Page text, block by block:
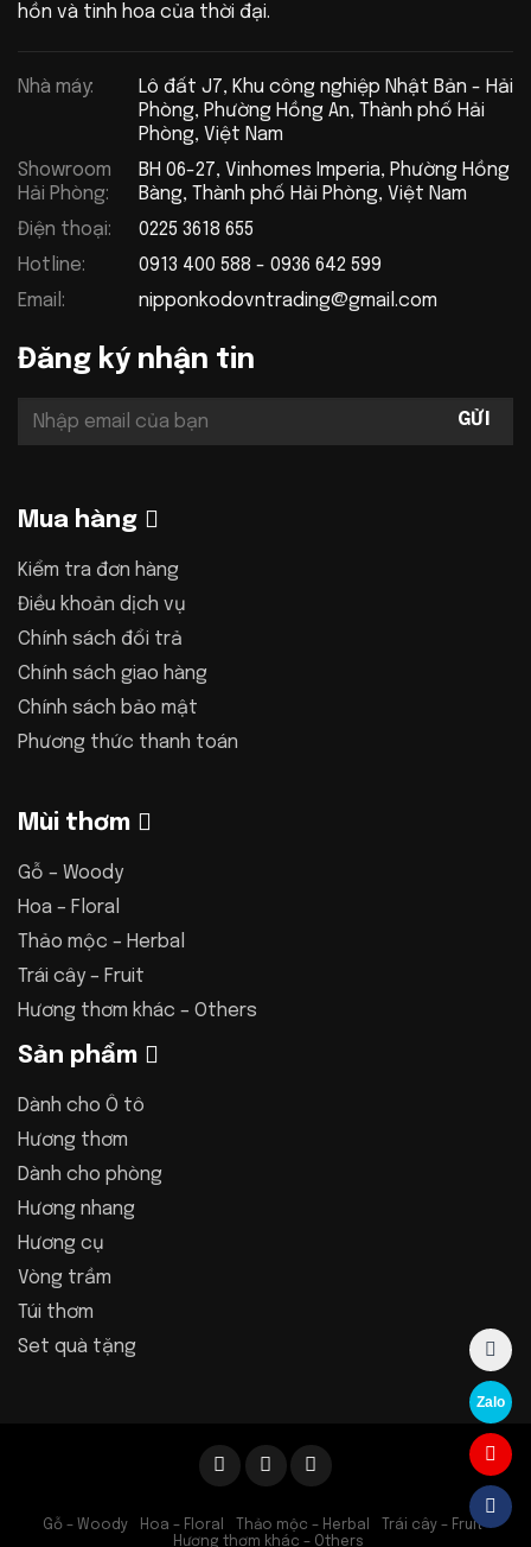
hồn và tinh hoa của thời đại.
Nhà máy:
Lô đất J7, Khu công nghiệp Nhật Bản - Hải
Phòng, Phường Hồng An, Thành phố Hải
Phòng, Việt Nam
Showroom
Hải Phòng:
BH 06-27, Vinhomes Imperia, Phường Hồng
Bàng, Thành phố Hải Phòng, Việt Nam
Điện thoại:
0225 3618 655
Hotline:
0913 400 588 - 0936 642 599
Email:
nipponkodovntrading@gmail.com
Đăng ký nhận tin
Mua hàng
Kiểm tra đơn hàng
Điều khoản dịch vụ
Chính sách đổi trả
Chính sách giao hàng
Chính sách bảo mật
Phương thức thanh toán
Mùi thơm
Gỗ – Woody
Hoa – Floral
Thảo mộc – Herbal
Trái cây – Fruit
Hương thơm khác – Others
Sản phẩm
Dành cho Ô tô
Hương thơm
Dành cho phòng
Hương nhang
Hương cụ
Vòng trầm
Túi thơm
Set quà tặng
Gỗ – Woody Hoa – Floral Thảo mộc – Herbal
Trái cây – Fruit
Hương thơm khác – Others
Zalo